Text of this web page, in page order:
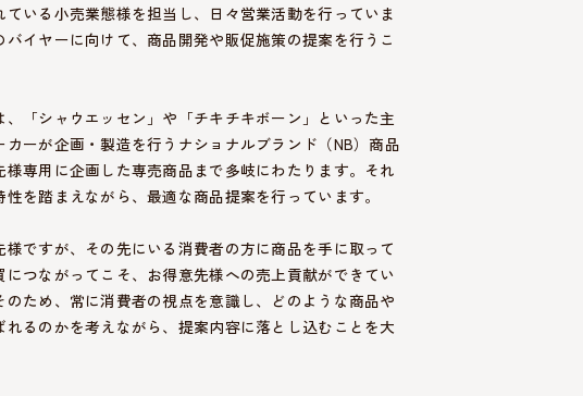
いる小売業態様を担当し、日々営業活動を行っていま
イヤーに向けて、商品開発や販促施策の提案を行うこ
、「シャウエッセン」や「チキチキボーン」といった主
カーが企画・製造を行うナショナルブランド（NB）商品
様専用に企画した専売商品まで多岐にわたります。それ
を踏まえながら、最適な商品提案を行っています。
ですが、その先にいる消費者の方に商品を手に取って
につながってこそ、お得意先様への売上貢献ができてい
のため、常に消費者の視点を意識し、どのような商品や
れるのかを考えながら、提案内容に落とし込むことを大